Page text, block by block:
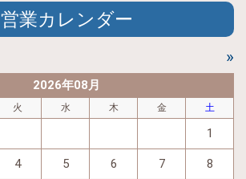
営業カレンダー
»
2026年08月
火 水 木 金 土
1
4 5 6 7 8